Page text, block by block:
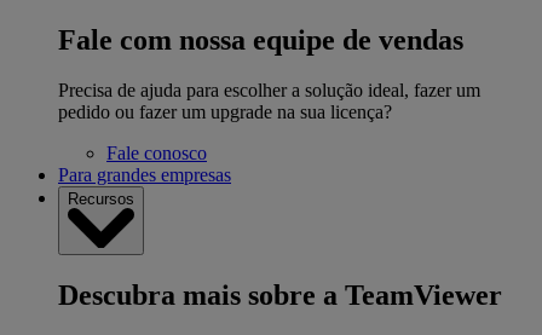
Fale com nossa equipe de vendas
Precisa de ajuda para escolher a solução ideal, fazer um
pedido ou fazer um upgrade na sua licença?
Fale conosco
Para grandes empresas
Recursos
Descubra mais sobre a TeamViewer